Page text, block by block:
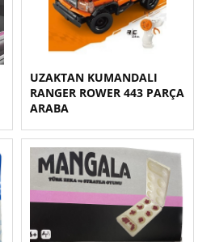
UZAKTAN KUMANDALI
RANGER ROWER 443 PARÇA
ARABA